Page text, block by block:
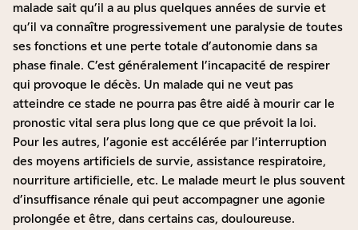
malade sait qu’il a au plus quelques années de survie et
qu’il va connaître progressivement une paralysie de toutes
ses fonctions et une perte totale d’autonomie dans sa
phase finale. C’est généralement l’incapacité de respirer
qui provoque le décès. Un malade qui ne veut pas
atteindre ce stade ne pourra pas être aidé à mourir car le
pronostic vital sera plus long que ce que prévoit la loi.
Pour les autres, l’agonie est accélérée par l’interruption
des moyens artificiels de survie, assistance respiratoire,
nourriture artificielle, etc. Le malade meurt le plus souvent
d’insuffisance rénale qui peut accompagner une agonie
prolongée et être, dans certains cas, douloureuse.